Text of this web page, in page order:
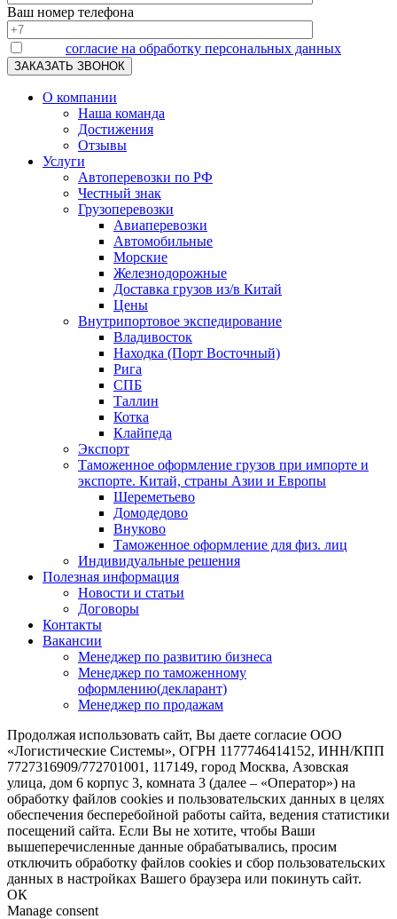
Ваш номер телефона
согласие на обработку персональных данных
О компании
Наша команда
Достижения
Отзывы
Услуги
Автоперевозки по РФ
Честный знак
Грузоперевозки
Авиаперевозки
Автомобильные
Морские
Железнодорожные
Доставка грузов из/в Китай
Цены
Внутрипортовое экспедирование
Владивосток
Находка (Порт Восточный)
Рига
СПБ
Таллин
Котка
Клайпеда
Экспорт
Таможенное оформление грузов при импорте и
экспорте. Китай, страны Азии и Европы
Шереметьево
Домодедово
Внуково
Таможенное оформление для физ. лиц
Индивидуальные решения
Полезная информация
Новости и статьи
Договоры
Контакты
Вакансии
Менеджер по развитию бизнеса
Менеджер по таможенному
оформлению(декларант)
Менеджер по продажам
Продолжая использовать сайт, Вы даете согласие ООО
«Логистические Системы», ОГРН 1177746414152, ИНН/КПП
7727316909/772701001, 117149, город Москва, Азовская
улица, дом 6 корпус 3, комната 3 (далее – «Оператор») на
обработку файлов cookies и пользовательских данных в целях
обеспечения бесперебойной работы сайта, ведения статистики
посещений сайта. Если Вы не хотите, чтобы Ваши
вышеперечисленные данные обрабатывались, просим
отключить обработку файлов cookies и сбор пользовательских
данных в настройках Вашего браузера или покинуть сайт.
ОК
Manage consent